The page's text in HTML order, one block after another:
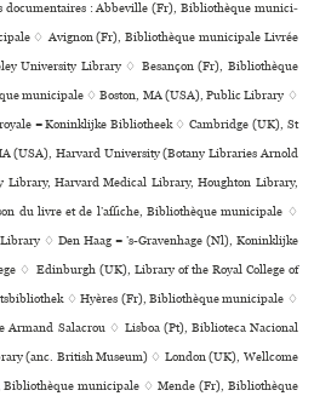
documentaires : Abbeville (Fr), Bibliothèque muni­ci­
♢ Avignon (Fr), Bibliothèque muni­ci­pale Livrée
University Library ♢ Besançon (Fr), Bibliothèque
muni­ci­pale ♢ Boston, MA (USA), Public Library ♢
= Koninklijke Bibliotheek ♢ Cambridge (UK), St
(USA), Harvard University (Botany Libraries Arnold
Library, Harvard Medical Library, Houghton Library,
du livre et de l’affi­che, Bibliothèque muni­ci­pale ♢
♢ Den Haag = ’s-Gravenhage (Nl), Koninklijke
♢ Edinburgh (UK), Library of the Royal College of
♢ Hyères (Fr), Bibliothèque muni­ci­pale ♢
Armand Salacrou ♢ Lisboa (Pt), Biblioteca Nacional
(anc. British Museum) ♢ London (UK), Wellcome
muni­ci­pale ♢ Mende (Fr), Bibliothèque